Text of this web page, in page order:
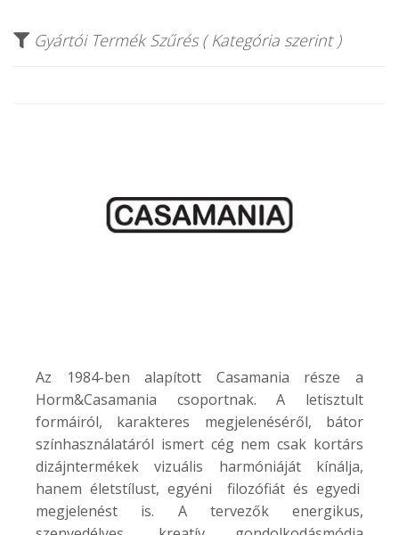
Gyártói Termék Szűrés ( Kategória szerint )
Az 1984-ben alapított Casamania része a
Horm&Casamania csoportnak. A letisztult
formáiról, karakteres megjelenéséről, bátor
színhasználatáról ismert cég nem csak kortárs
dizájntermékek vizuális harmóniáját kínálja,
hanem életstílust, egyéni filozófiát és egyedi
megjelenést is. A tervezők energikus,